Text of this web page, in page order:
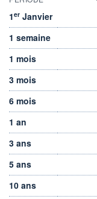
1er Janvier
1 semaine
1 mois
3 mois
6 mois
1 an
3 ans
5 ans
10 ans